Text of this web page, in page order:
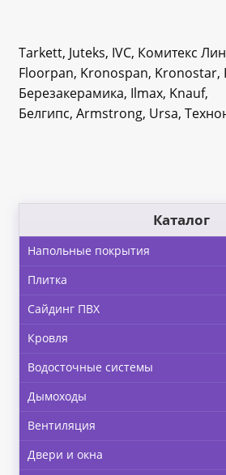
Tarkett, Juteks, IVC, Комитекс
Floorpan, Kronospan, Kronostar,
Березакерамика, Ilmax, Knauf,
Белгипс, Armstrong, Ursa,
Каталог
Напольные покрытия
Плитка
Сайдинг ПВХ
Кровля
Водосточные системы
Дымоходы
Вентиляция
Двери и окна